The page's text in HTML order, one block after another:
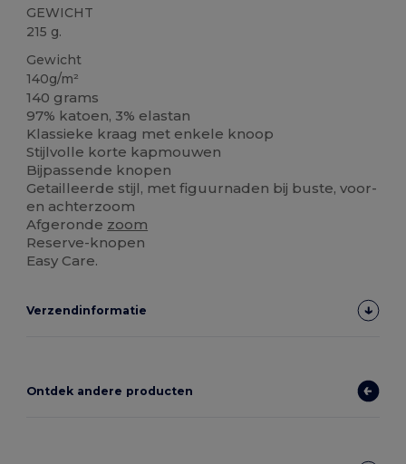
GEWICHT
215 g.
Gewicht
140g/m²
140 grams
97% katoen, 3% elastan
Klassieke kraag met enkele knoop
Stijlvolle korte kapmouwen
Bijpassende knopen
Getailleerde stijl, met figuurnaden bij buste, voor-
en achterzoom
Afgeronde zoom
Reserve-knopen
Easy Care.
Verzendinformatie
Ontdek andere producten